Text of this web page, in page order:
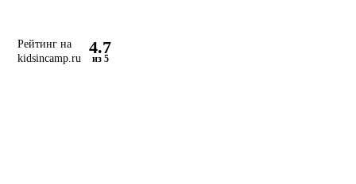
Рейтинг на
kidsincamp.ru
4.7
из 5